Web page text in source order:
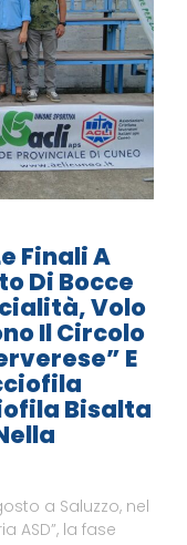
Finali A
Di Bocce
Volo
Il Circolo
E
Bisalta
a Saluzzo, nel
ASD”, la fase